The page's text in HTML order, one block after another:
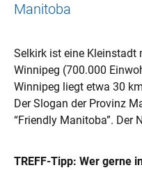
Manitoba
Selkirk ist eine Kleinstadt
Winnipeg (700.000
Winnipeg liegt etwa 30
Der Slogan der Provinz
“Friendly Manitoba”. Der
TREFF-Tipp: Wer gerne